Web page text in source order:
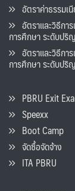
อัตราค่าธรรมเนี
อัตราและวิธีการ
การศึกษา ระดับป
อัตราและวิธีการ
การศึกษา ระดับป
PBRU Exit
Speexx
Boot Camp
จัดซื้อจัดจ้าง
ITA PBRU